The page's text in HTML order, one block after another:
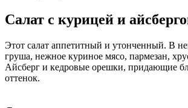
Салат с курицей и
Этот салат аппетитный и утонченный. В
груша, нежное куриное мясо, пармезан,
Айсберг и кедровые орешки, придающие
оттенок.